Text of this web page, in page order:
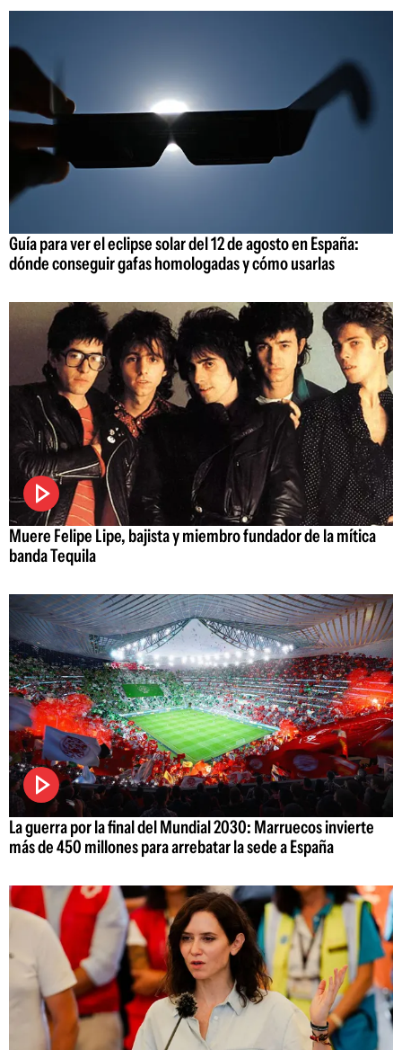
Guía para ver el eclipse solar del 12 de agosto en España:
dónde conseguir gafas homologadas y cómo usarlas
Muere Felipe Lipe, bajista y miembro fundador de la mítica
banda Tequila
La guerra por la final del Mundial 2030: Marruecos invierte
más de 450 millones para arrebatar la sede a España